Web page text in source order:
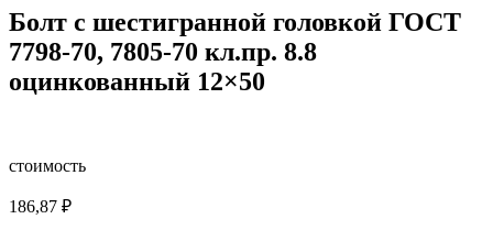
Болт с шестигранной головкой ГОСТ
7798-70, 7805-70 кл.пр. 8.8
оцинкованный 12×50
стоимость
186,87 ₽